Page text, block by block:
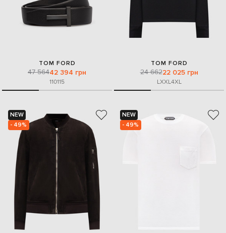
TOM FORD
47 56442 394 грн
110115
TOM FORD
24 66222 025 грн
LXXL4XL
NEW
- 49%
NEW
- 49%